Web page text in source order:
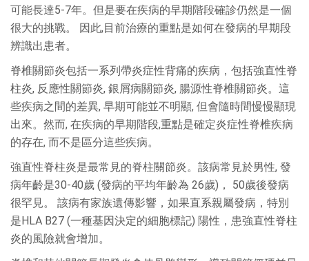
可能長達5-7年。但是要在疾病的早期階段確診仍然是一個
很大的挑戰。 因此,目前治療的重點是如何在發病的早期段
辨識出患者。
脊椎關節炎包括一系列帶炎症性背痛的疾病，包括強直性脊
柱炎, 反應性關節炎, 銀屑病關節炎, 腸源性脊椎關節炎。這
些疾病之間的差異, 早期可能並不明顯, 但會隨時間慢慢顯現
出來。然而, 在疾病的早期階段,重點是確定炎症性脊椎疾病
的存在, 而不是區分這些疾病。
強直性脊柱炎是最常見的脊柱關節炎。該病常見於男性, 發
病年齡是30-40歲 (發病的平均年齡為 26歲)， 50歲後發病
很罕見。 該病有家族遺傳影響，如果直系親屬發病，特別
是HLA B27 (一種基因決定的細胞標記) 陽性，患強直性脊柱
炎的風險就會增加。